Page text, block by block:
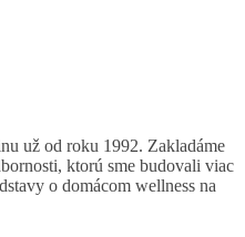
už od roku 1992. Zakladáme
ktorú sme budovali viac
o domácom wellness na